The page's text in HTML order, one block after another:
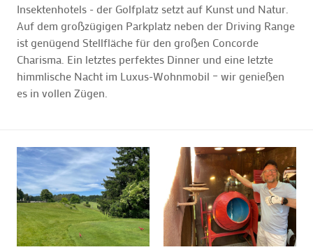
Insektenhotels - der Golfplatz setzt auf Kunst und Natur.
Auf dem großzügigen Parkplatz neben der Driving Range
ist genügend Stellfläche für den großen Concorde
Charisma. Ein letztes perfektes Dinner und eine letzte
himmlische Nacht im Luxus-Wohnmobil – wir genießen
es in vollen Zügen.